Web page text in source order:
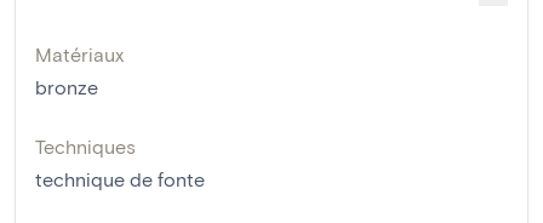
Matériaux
bronze
Techniques
technique de fonte